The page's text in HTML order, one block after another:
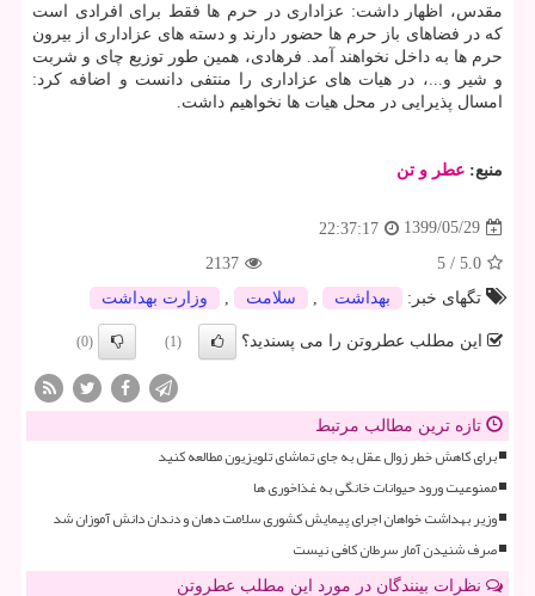
مقدس، اظهار داشت: عزاداری در حرم ها فقط برای افرادی است
که در فضاهای باز حرم ها حضور دارند و دسته های عزاداری از بیرون
حرم ها به داخل نخواهند آمد. فرهادی، همین طور توزیع چای و شربت
و شیر و...، در هیات های عزاداری را منتفی دانست و اضافه کرد:
امسال پذیرایی در محل هیات ها نخواهیم داشت.
منبع: عطر و تن
1399/05/29
22:37:17
5.0
/
5
2137
تگهای خبر:
بهداشت سلامت وزارت بهداشت
این مطلب عطروتن را می پسندید؟ (1)
(0)
تازه ترین مطالب مرتبط
برای کاهش خطر زوال عقل به جای تماشای تلویزیون مطالعه کنید
ممنوعیت ورود حیوانات خانگی به غذاخوری ها
وزیر بهداشت خواهان اجرای پیمایش کشوری سلامت دهان و دندان دانش آموزان شد
صرف شنیدن آمار سرطان کافی نیست
نظرات بینندگان در مورد این مطلب عطروتن